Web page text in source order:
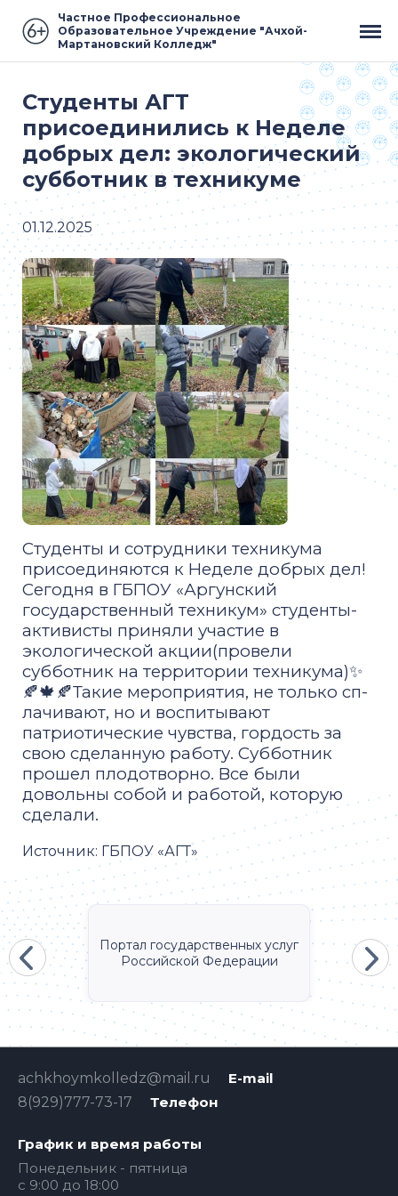
Частное Профессиональное
Образовательное Учреждение "Ачхой-
Мартановский Колледж"
Студенты АГТ
присоединились к Неделе
добрых дел: экологический
субботник в техникуме
01.12.2025
Студенты и сотрудники техникума
присоединяются к Неделе добрых дел!
Сегодня в ГБПОУ «Аргунский
государственный техникум» студенты-
активисты приняли участие в
экологической акции(провели
субботник на территории техникума)✨
🍂🍁🍂Такие меропри­ятия, не только сп­
лачивают, но и воспиты­вают
патриотические чувств­а, гордость за
свою сделанную работу. Субботник
прошел плодотворно. Все были
довольны со­бой и работой, котор­ую
сделали.
Источник: ГБПОУ «АГТ»
Портал государственных услуг
Российской Федерации
E-mail
achkhoymkolledz@mail.ru
Телефон
8(929)777-73-17
График и время работы
Понедельник - пятница
с 9:00 до 18:00